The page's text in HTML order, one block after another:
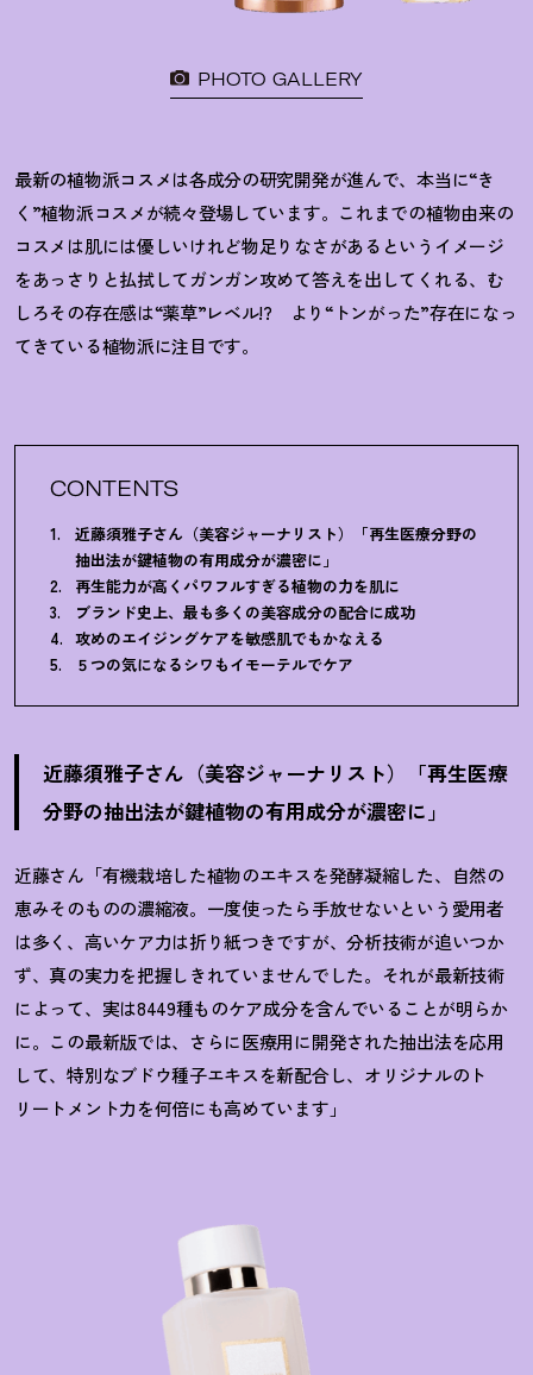
PHOTO GALLERY
最新の植物派コスメは各成分の研究開発が進んで、本当に“き
く”植物派コスメが続々登場しています。これまでの植物由来の
コスメは肌には優しいけれど物足りなさがあるというイメージ
をあっさりと払拭してガンガン攻めて答えを出してくれる、む
しろその存在感は“薬草”レベル!? より“トンがった”存在になっ
てきている植物派に注目です。
CONTENTS
近藤須雅子さん（美容ジャーナリスト）「再生医療分野の
抽出法が鍵植物の有用成分が濃密に」
再生能力が高くパワフルすぎる植物の力を肌に
ブランド史上、最も多くの美容成分の配合に成功
攻めのエイジングケアを敏感肌でもかなえる
５つの気になるシワもイモーテルでケア
近藤須雅子さん（美容ジャーナリスト）「再生医療
分野の抽出法が鍵植物の有用成分が濃密に」
近藤さん「有機栽培した植物のエキスを発酵凝縮した、自然の
恵みそのものの濃縮液。一度使ったら手放せないという愛用者
は多く、高いケア力は折り紙つきですが、分析技術が追いつか
ず、真の実力を把握しきれていませんでした。それが最新技術
によって、実は8449種ものケア成分を含んでいることが明らか
に。この最新版では、さらに医療用に開発された抽出法を応用
して、特別なブドウ種子エキスを新配合し、オリジナルのト
リートメント力を何倍にも高めています」